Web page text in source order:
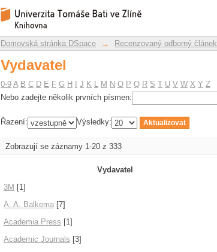
Vydavatel
Repozitář DSpace/Manakin
Domovská stránka DSpace → Recenzovaný odborný článek
Vydavatel
0-9 A B C D E F G H J K L M N O P Q R S T U V W X Y Z
Nebo zadejte několik prvních písmen:
Řazení: Výsledky:
Zobrazují se záznamy 1-20 z 333
Vydavatel
3M [1]
A. A. Balkema [7]
Academia Press [1]
Academic Journals [3]